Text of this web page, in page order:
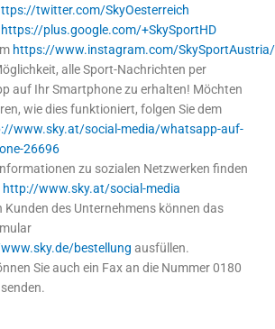
twitter.com/SkyOesterreich
https://plus.google.com/+SkySportHD
https://www.instagram.com/
alle Sport-Nachrichten per
auf Ihr Smartphone zu erhalten! Möchten
wie dies funktioniert, folgen Sie dem
www.sky.at/social-media/whatsapp-auf-
26696
zu sozialen Netzwerken finden
http://www.sky.at/social-media
Kunden des Unternehmens können das
bestellungausfüllen.
Sie auch ein Fax an die Nummer 0180